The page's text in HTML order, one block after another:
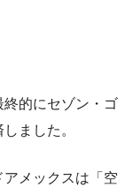
終的にセゾン・ゴ
ました。
メックスは「空